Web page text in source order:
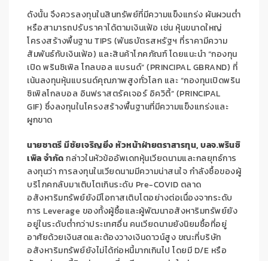
ดังนั้น จึงควรลงทุนในสินทรัพย์ที่มีความแข็งแกร่ง ผันผวนต่ำ
หรือสามารถปรับราคาได้ตามเงินเฟ้อ เช่น หุ้นขนาดใหญ่
โครงสร้างพื้นฐานTIPS (พันธบัตรสหรัฐฯ ที่ราคามีความ
สัมพันธ์กับเงินเฟ้อ) และสินค้าโภคภัณฑ์ โดยแนะนำ “กองทุน
เปิดพรินซิเพิล โกลบอล แบรนด์”(PRINCIPAL GBRAND) ที่
เน้นลงทุนหุ้นแบรนด์คุณภาพสูงทั่วโลก และ “กองทุนเปิดพริน
ซิเพิลโกลบอล อินฟราสตรัคเจอร์ อิควิตี้”(PRINCIPAL
GIF) ซึ่งลงทุนในโครงสร้างพื้นฐานที่มีความแข็งแกร่งและ
ผูกขาด
นายชาตรี มีชัยเจริญยิ่ง หัวหน้าฝ่ายตราสารทุน,บลจ.พรินซิ
เพิล จำกัดกล่าวในหัวข้ออัพเดทหุ้นเวียดนามและกลยุทธ์การ
ลงทุนว่า การลงทุนในเวียดนามมีความน่าสนใจ กำลังซื้อของผู้
บริโภคกลับมาเติบโตเกินระดับ Pre-COVID ตลาด
อสังหาริมทรัพย์ยังมีโอกาสเติบโตอย่างต่อเนื่องจากระดับ
การ Leverage ของทั้งผู้ซื้อและผู้พัฒนาอสังหาริมทรัพย์ยัง
อยู่ในระดับต่ำกว่าประเทศอื่น คนเวียดนามยังนิยมซื้อที่อยู่
อาศัยด้วยเงินสดและต้องวางเงินดาวน์สูง ขณะที่บริษัท
อสังหาริมทรัพย์ยังไม่ได้ก่อหนี้มากเกินไป โดยมีD/E หรือ